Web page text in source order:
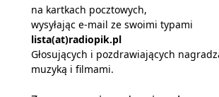
na kartkach pocztowych,
wysyłając e-mail ze swoimi typami
lista(at)radiopik.pl
Głosujących i pozdrawiających
muzyką i filmami.